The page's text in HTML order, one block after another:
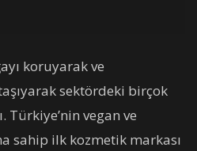
koruyarak ve
sektördeki birçok
Türkiye’nin vegan ve
sahip ilk kozmetik markası